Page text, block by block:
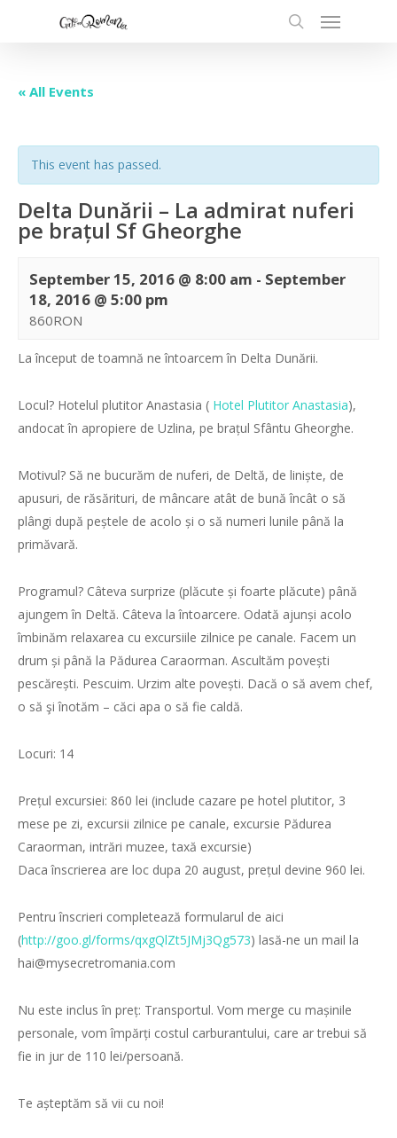
« All Events
This event has passed.
Delta Dunării – La admirat nuferi
pe brațul Sf Gheorghe
September 15, 2016 @ 8:00 am - September
18, 2016 @ 5:00 pm
860RON
La început de toamnă ne întoarcem în Delta Dunării.
Locul? Hotelul plutitor Anastasia ( Hotel Plutitor Anastasia),
andocat în apropiere de Uzlina, pe brațul Sfântu Gheorghe.
Motivul? Să ne bucurăm de nuferi, de Deltă, de liniște, de
apusuri, de răsărituri, de mâncare atât de bună încât o să
plângi după peștele de acolo și o să numeri lunile până la
primăvară.
Programul? Câteva surprize (plăcute și foarte plăcute) până
ajungem în Deltă. Câteva la întoarcere. Odată ajunși acolo
îmbinăm relaxarea cu excursiile zilnice pe canale. Facem un
drum și până la Pădurea Caraorman. Ascultăm povești
pescărești. Pescuim. Urzim alte povești. Dacă o să avem chef,
o să şi înotăm – căci apa o să fie caldă.
Locuri: 14
Prețul excursiei: 860 lei (include cazare pe hotel plutitor, 3
mese pe zi, excursii zilnice pe canale, excursie Pădurea
Caraorman, intrări muzee, taxă excursie)
Daca înscrierea are loc dupa 20 august, prețul devine 960 lei.
Pentru înscrieri completează formularul de aici
(http://goo.gl/forms/qxgQlZt5JMj3Qg573) lasă-ne un mail la
hai@mysecretromania.com
Nu este inclus în preț: Transportul. Vom merge cu mașinile
personale, vom împărți costul carburantului, care ar trebui să
fie in jur de 110 lei/persoană.
Te așteptăm să vii cu noi!